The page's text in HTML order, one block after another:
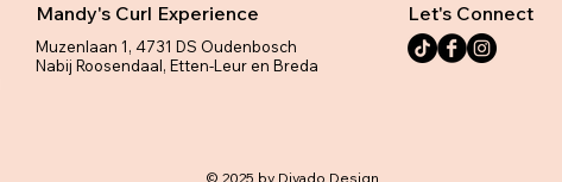
Mandy's Curl Experience
Muzenlaan 1, 4731 DS Oudenbosch
Nabij Roosendaal, Etten-Leur en Breda
Let's Connect
© 2025 by Divado Design.